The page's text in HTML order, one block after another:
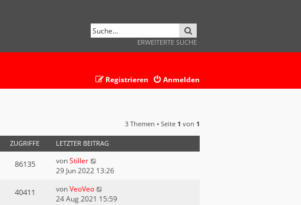
ERWEITERTE SUCHE
Anmelden
Registrieren
3 Themen • Seite 1 von 1
ZUGRIFFE LETZTER BEITRAG
86135 vonStiller
29 Jun 2022 13:26
40411 vonVeoVeo
24 Aug 2021 15:59